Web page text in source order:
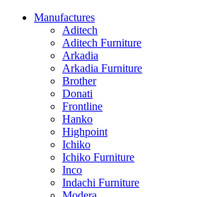
Manufactures
Aditech
Aditech Furniture
Arkadia
Arkadia Furniture
Brother
Donati
Frontline
Hanko
Highpoint
Ichiko
Ichiko Furniture
Inco
Indachi Furniture